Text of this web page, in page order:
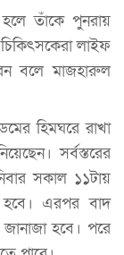
তাঁকে পুনরায়
লাইফ
বলে মাজহারুল
হিমঘরে রাখা
সর্বস্তরের
সকাল ১১টায়
হবে। এরপর বাদ
জানাজা হবে। পরে